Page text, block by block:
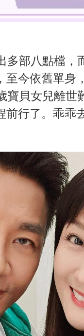
多部八點檔，
今依舊單身
貝女兒離世
前行了。乖乖